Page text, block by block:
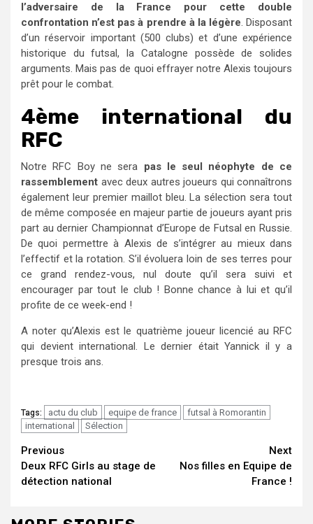
l’adversaire de la France pour cette double
confrontation n’est pas à prendre à la légère. Disposant
d’un réservoir important (500 clubs) et d’une expérience
historique du futsal, la Catalogne possède de solides
arguments. Mais pas de quoi effrayer notre Alexis toujours
prêt pour le combat.
4ème international du
RFC
Notre RFC Boy ne sera pas le seul néophyte de ce
rassemblement avec deux autres joueurs qui connaîtrons
également leur premier maillot bleu. La sélection sera tout
de même composée en majeur partie de joueurs ayant pris
part au dernier Championnat d’Europe de Futsal en Russie.
De quoi permettre à Alexis de s’intégrer au mieux dans
l’effectif et la rotation. S’il évoluera loin de ses terres pour
ce grand rendez-vous, nul doute qu’il sera suivi et
encourager par tout le club ! Bonne chance à lui et qu’il
profite de ce week-end !
A noter qu’Alexis est le quatrième joueur licencié au RFC
qui devient international. Le dernier était Yannick il y a
presque trois ans.
Tags: actu du club equipe de france
futsal à Romorantin
international
Sélection
Continue
Reading
Previous
Deux RFC Girls au stage de
détection national
Next
Nos filles en Equipe de
France !